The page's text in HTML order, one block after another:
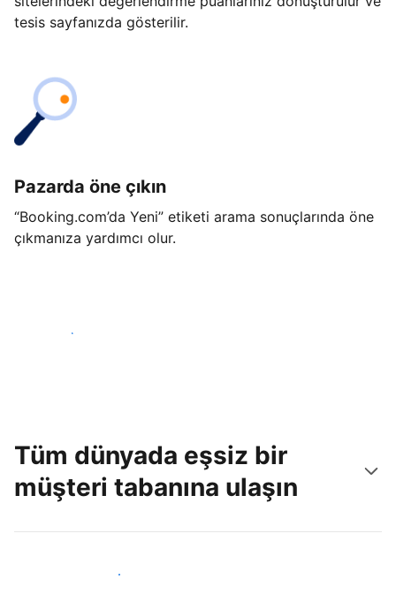
tesis sayfanızda gösterilir.
Pazarda öne çıkın
“Booking.com’da Yeni” etiketi arama sonuçlarında öne
çıkmanıza yardımcı olur.
Hemen başla
Tüm dünyada eşsiz bir
müşteri tabanına ulaşın
Hemen yeni konuklara ulaş